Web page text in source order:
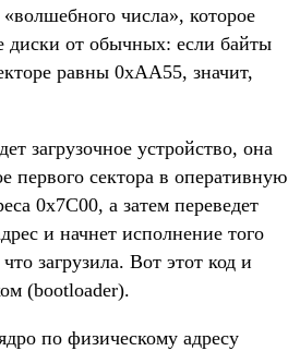
числа», которое
диски от обычных: если байты
равны 0xAA55, значит,
загрузочное устройство, она
первого сектора в оперативную
0x7C00, а затем переведет
и начнет исполнение того
загрузила. Вот этот код и
(bootloader).
по физическому адресу